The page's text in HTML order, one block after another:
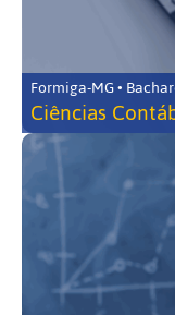
Formiga-MG •
Ciências